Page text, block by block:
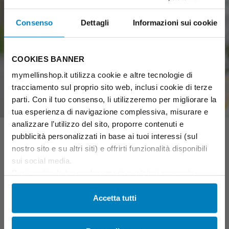
Consenso Dettagli Informazioni sui cookie
COOKIES BANNER
mymellinshop.it utilizza cookie e altre tecnologie di
tracciamento sul proprio sito web, inclusi cookie di terze
parti. Con il tuo consenso, li utilizzeremo per migliorare la
tua esperienza di navigazione complessiva, misurare e
analizzare l’utilizzo del sito, proporre contenuti e
pubblicità personalizzati in base ai tuoi interessi (sul
nostro sito e su altri siti) e offrirti funzionalità disponibili
sui social media.
cliccando su Impostazioni dei cookie. Ulteriori
informazioni sono disponibili nellaCookie Policy
nella
Accetta tutti
I consigli nutrizionali
Quando ti accorgi che il tuo bambino è in grado di stare seduto,
Chiedi sempre consiglio al tuo pediatra, ti saprà dare le
indicazioni necessarie. Grazie alla sua nuova capacità di